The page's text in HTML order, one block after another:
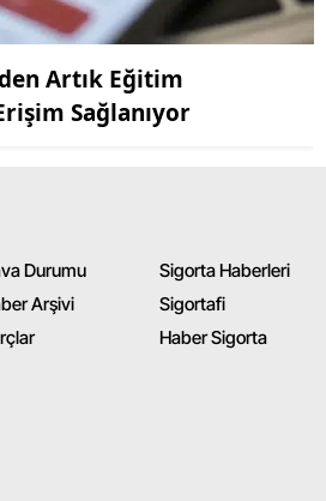
Osmaniye
Artık Eğitim
Sağlanıyor
Durumu
Arşivi
Sigorta Haberleri
Sigortafi
Haber Sigorta